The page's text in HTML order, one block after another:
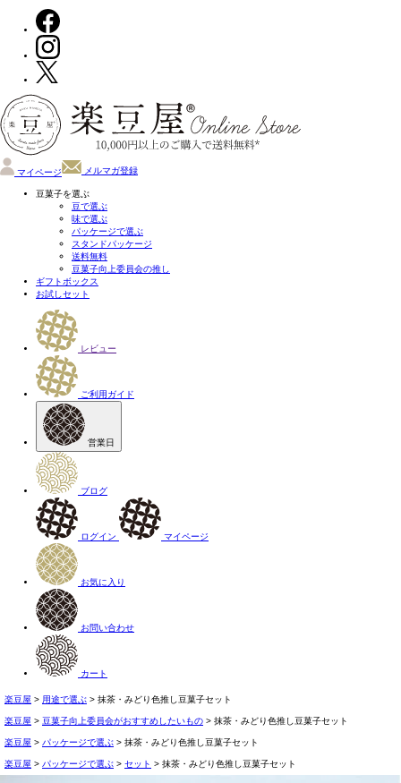
マイページ メルマガ登録
豆菓子を選ぶ
豆で選ぶ
味で選ぶ
パッケージで選ぶ
スタンドパッケージ
送料無料
豆菓子向上委員会の推し
ギフトボックス
お試しセット
レビュー
ご利用ガイド
営業日
ブログ
ログイン マイページ
お気に入り
お問い合わせ
カート
楽豆屋 用途で選ぶ 抹茶・みどり色推し豆菓子セット
楽豆屋 豆菓子向上委員会がおすすめしたいもの 抹茶・みどり色推し豆菓子セット
楽豆屋 パッケージで選ぶ 抹茶・みどり色推し豆菓子セット
楽豆屋 パッケージで選ぶ セット 抹茶・みどり色推し豆菓子セット